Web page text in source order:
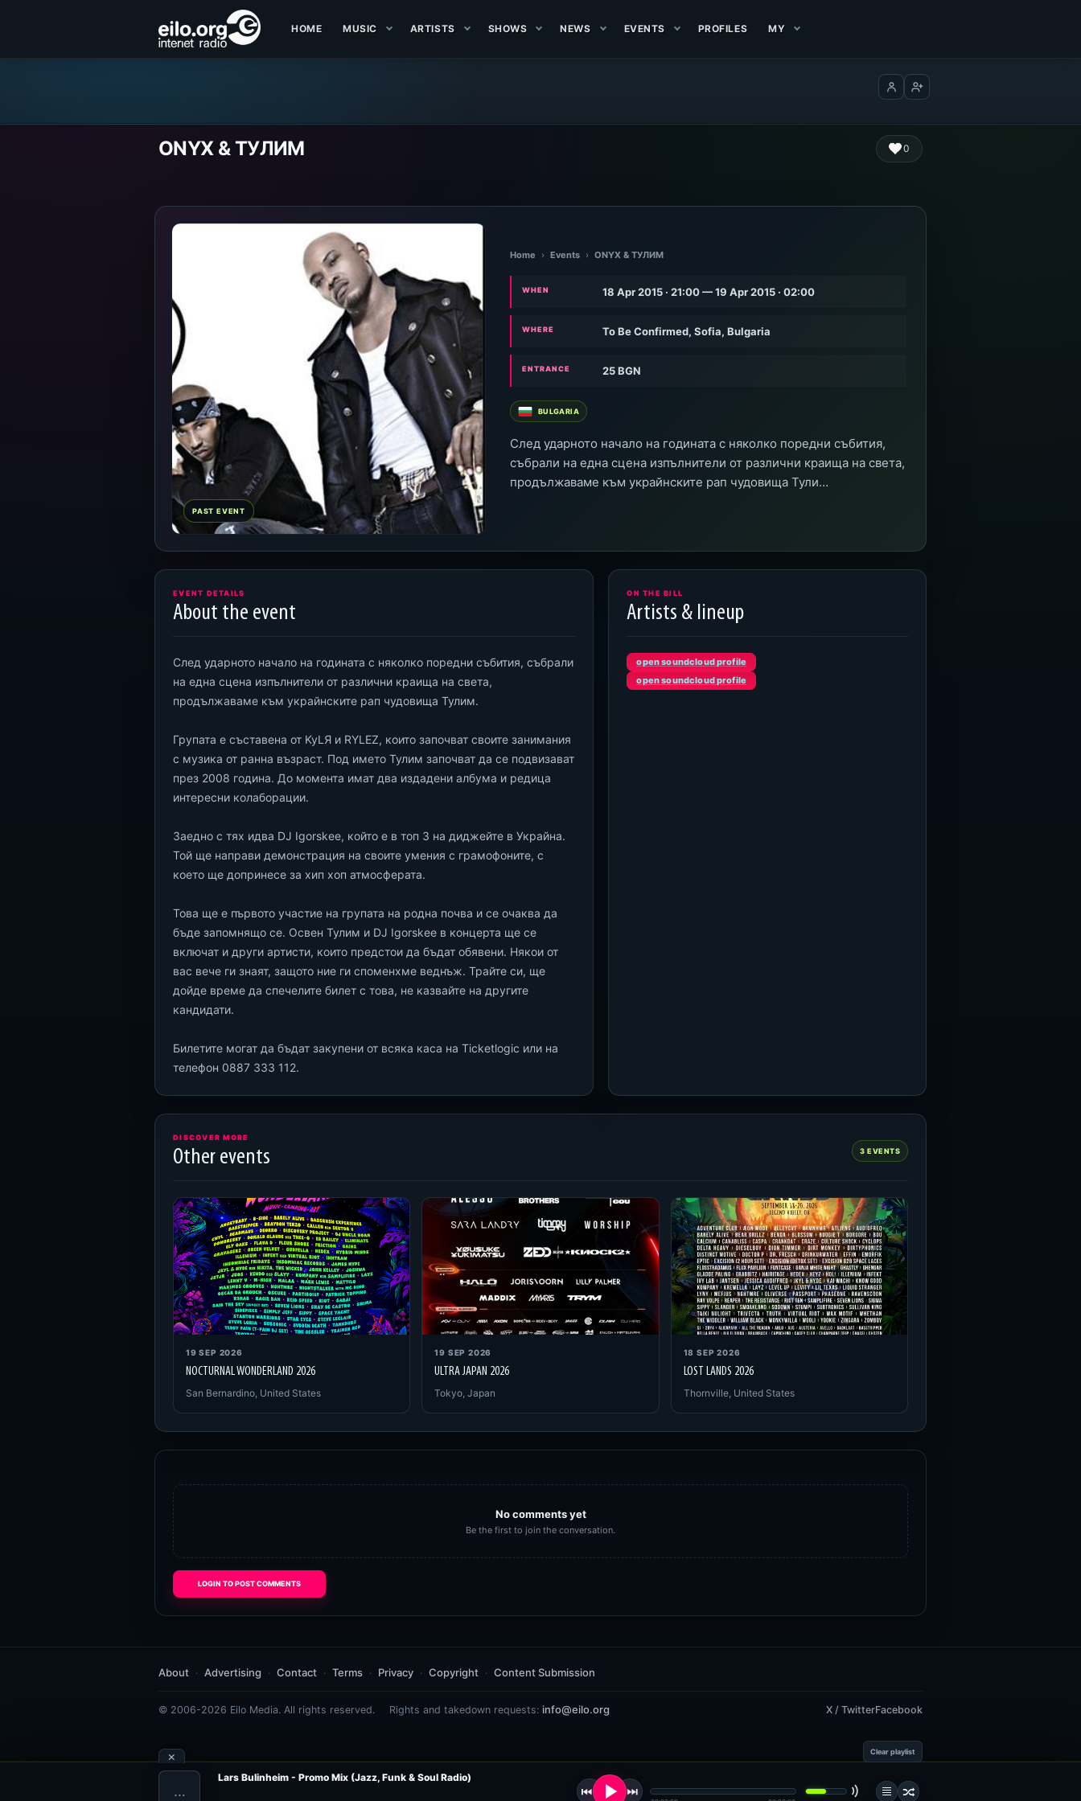
HOME MUSIC ARTISTS SHOWS NEWS EVENTS PROFILES MY
Log inCreate account
ONYX & ТУЛИМ 0
PAST EVENT
Home › Events › ONYX & ТУЛИМ
WHEN 18 Apr 2015 · 21:00 — 19 Apr 2015 · 02:00
WHERE To Be Confirmed, Sofia, Bulgaria
ENTRANCE 25 BGN
BULGARIA
След ударното начало на годината с няколко поредни събития,
събрали на една сцена изпълнители от различни краища на света,
продължаваме към украйнските рап чудовища Тули…
EVENT DETAILS
About the event
След ударното начало на годината с няколко поредни събития, събрали
на една сцена изпълнители от различни краища на света,
продължаваме към украйнските рап чудовища Тулим.
Групата е съставена от KyLЯ и RYLEZ, които започват своите занимания
с музика от ранна възраст. Под името Тулим започват да се подвизават
през 2008 година. До момента имат два издадени албума и редица
интересни колаборации.
Заедно с тях идва DJ Igorskee, който е в топ 3 на диджейте в Украйна.
Той ще направи демонстрация на своите умения с грамофоните, с
което ще допринесе за хип хоп атмосферата.
Това ще е първото участие на групата на родна почва и се очаква да
бъде запомнящо се. Освен Тулим и DJ Igorskee в концерта ще се
включат и други артисти, които предстои да бъдат обявени. Някои от
вас вече ги знаят, защото ние ги споменхме веднъж. Трайте си, ще
дойде време да спечелите билет с това, не казвайте на другите
кандидати.
Билетите могат да бъдат закупени от всяка каса на Ticketlogic или на
телефон 0887 333 112.
ON THE BILL
Artists & lineup
open soundcloud profile
open soundcloud profile
DISCOVER MORE
Other events 3 EVENTS
19 SEP 2026
NOCTURNAL WONDERLAND 2026
San Bernardino, United States
19 SEP 2026
ULTRA JAPAN 2026
Tokyo, Japan
18 SEP 2026
LOST LANDS 2026
Thornville, United States
No comments yet
Be the first to join the conversation.
LOGIN TO POST COMMENTS
About Advertising Contact Terms Privacy Copyright Content Submission
© 2006-2026 Eilo Media. All rights reserved. Rights and takedown requests: info@eilo.org X / TwitterFacebook
Clear playlist
×
…
Lars Bulinheim - Promo Mix (Jazz, Funk & Soul Radio)